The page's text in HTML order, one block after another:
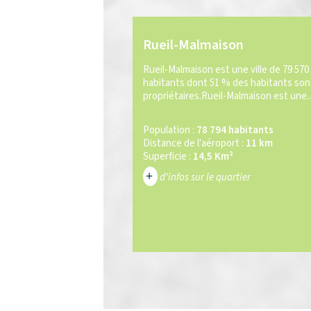
Rueil-Malmaison
Rueil-Malmaison est une ville de 79 570
habitants dont 51 % des habitants
propriétaires.Rueil-Malmaison est
Population : 78 794 habitants
Distance de l'aéroport : 11 km
Superficie : 14,5 Km²
+ d'infos sur le quartier